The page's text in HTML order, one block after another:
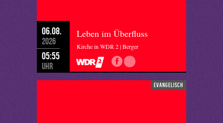
06.08.
2026
05:55
Uhr
Leben im Überfluss
Kirche in WDR 2 | Berger
evangelisch